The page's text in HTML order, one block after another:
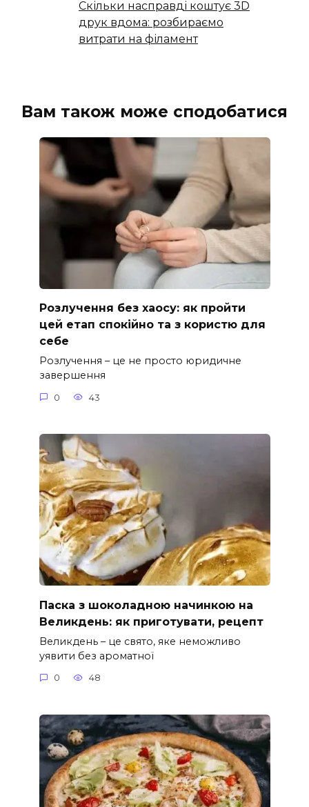
Скільки насправді коштує 3D
друк вдома: розбираємо
витрати на філамент
Вам також може сподобатися
Розлучення без хаосу: як пройти
цей етап спокійно та з користю для
себе
Розлучення – це не просто юридичне
завершення
0 43
Паска з шоколадною начинкою на
Великдень: як приготувати, рецепт
Великдень – це свято, яке неможливо
уявити без ароматної
0 48